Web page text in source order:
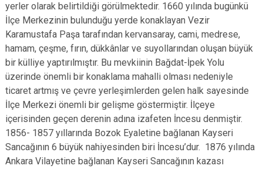
yerler olarak belirtildiği görülmektedir. 1660 yılında bugünkü
İlçe Merkezinin bulunduğu yerde konaklayan Vezir
Karamustafa Paşa tarafından kervansaray, cami, medrese,
hamam, çeşme, fırın, dükkânlar ve suyollarından oluşan büyük
bir külliye yaptırılmıştır. Bu mevkiinin Bağdat-İpek Yolu
üzerinde önemli bir konaklama mahalli olması nedeniyle
ticaret artmış ve çevre yerleşimlerden gelen halk sayesinde
İlçe Merkezi önemli bir gelişme göstermiştir. İlçeye
içerisinden geçen derenin adına izafeten İncesu denmiştir.
1856- 1857 yıllarında Bozok Eyaletine bağlanan Kayseri
Sancağının 6 büyük nahiyesinden biri İncesu’dur. 1876 yılında
Ankara Vilayetine bağlanan Kayseri Sancağının kazası